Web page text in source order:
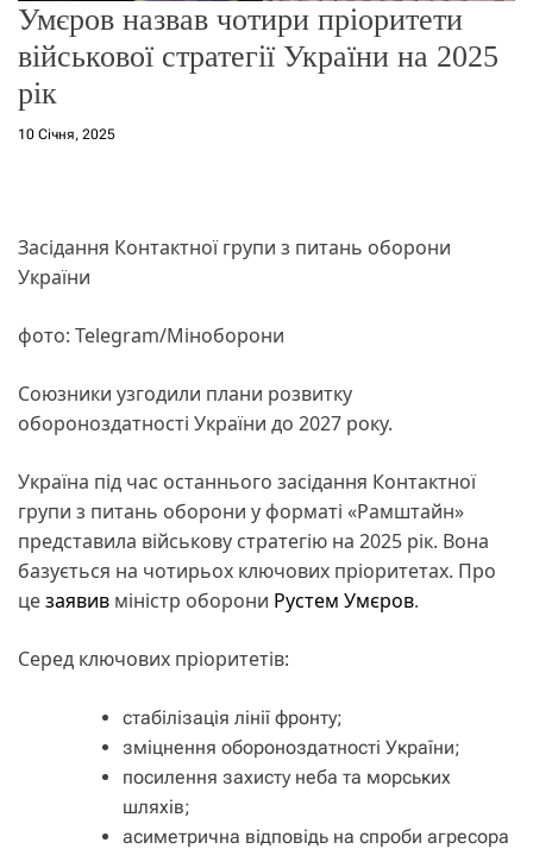
Умєров назвав чотири пріоритети
військової стратегії України на 2025
рік
10 Січня, 2025
Засідання Контактної групи з питань оборони
України
фото: Telegram/Міноборони
Союзники узгодили плани розвитку
обороноздатності України до 2027 року.
Україна під час останнього засідання Контактної
групи з питань оборони у форматі «Рамштайн»
представила військову стратегію на 2025 рік. Вона
базується на чотирьох ключових пріоритетах. Про
цезаявив міністр оборони Рустем Умєров.
Серед ключових пріоритетів:
стабілізація лінії фронту;
зміцнення обороноздатності України;
посилення захисту неба та морських
шляхів;
асиметрична відповідь на спроби агресора